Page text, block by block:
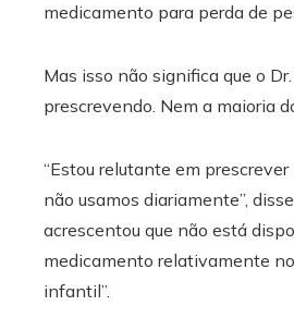
medicamento para perda de
Mas isso não significa que o
prescrevendo. Nem a maioria
“Estou relutante em
não usamos diariamente”,
acrescentou que não está
medicamento relativamente
infantil”.